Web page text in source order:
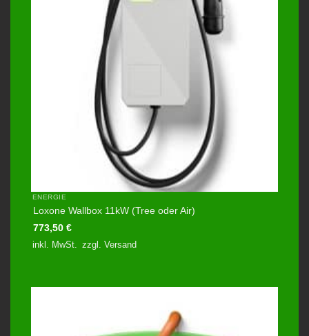
ENERGIE
Loxone Wallbox 11kW (Tree oder Air)
773,50 €
inkl. MwSt. zzgl. Versand